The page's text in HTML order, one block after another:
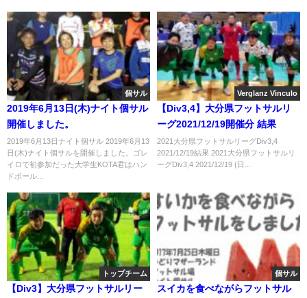
個サル
2019年6月13日(木)ナイト個サル
開催しました。
2019年6月13日ナイト個サル 2019年6月13
日(木)ナイト個サルを開催しました。ゴレ
イロで初参加だった大学生KOTA君はハン
ドボール...
Verglanz Vinculo
【Div3,4】大分県フットサルリ
ーグ2021/12/19開催分 結果
2021大分県フットサルリーグDiv3,4
2021/12/19結果 2021大分県フットサルリ
ーグDiv3,4 2021/12/19 (日...
トップチーム
【Div3】大分県フットサルリー
個サル
スイカを食べながらフットサル